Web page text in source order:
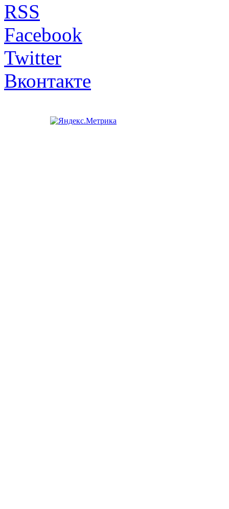
RSS
Facebook
Twitter
Вконтакте